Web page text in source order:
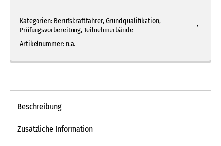
MIT
Lösungen
Menge
Kategorien: Berufskraftfahrer,Grundqualifikation,
Prüfungsvorbereitung,Teilnehmerbände
Artikelnummer: n.a.
Beschreibung
Zusätzliche Information